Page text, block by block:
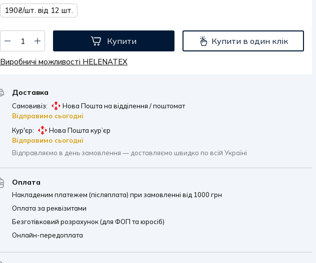
190₴/шт. від 12 шт.
Купити Купити в один клік
Виробничі можливості HELENATEX
Доставка
Самовивіз:
Нова Пошта на відділення / поштомат
Відправимо сьогодні
Кур'єр:
Нова Пошта кур’єр
Відправимо сьогодні
Відправляємо в день замовлення — доставляємо швидко по всій Україні
Оплата
Накладеним платежем (післяплата) при замовленні від 1000 грн
Оплата за реквізитами
Безготівковий розрахунок (для ФОП та юросіб)
Онлайн-передоплата